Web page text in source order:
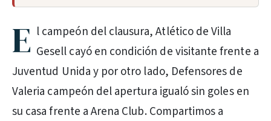
E l campeón del clausura, Atlético de Villa
Gesell cayó en condición de visitante frente a
Juventud Unida y por otro lado, Defensores de
Valeria campeón del apertura igualó sin goles en
su casa frente a Arena Club. Compartimos a